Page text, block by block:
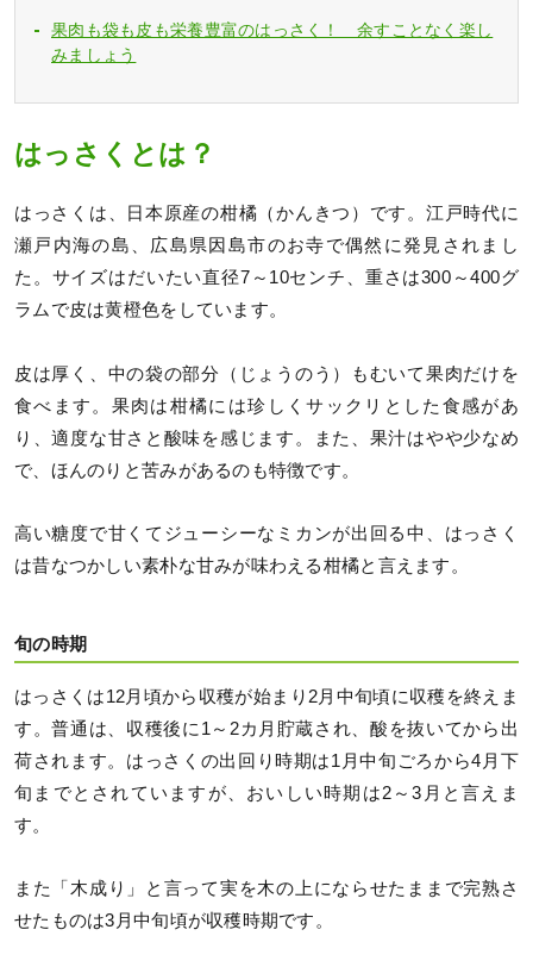
果肉も袋も皮も栄養豊富のはっさく！ 余すことなく楽し
みましょう
はっさくとは？
はっさくは、日本原産の柑橘（かんきつ）です。江戸時代に
瀬戸内海の島、広島県因島市のお寺で偶然に発見されまし
た。サイズはだいたい直径7～10センチ、重さは300～400グ
ラムで皮は黄橙色をしています。
皮は厚く、中の袋の部分（じょうのう）もむいて果肉だけを
食べます。果肉は柑橘には珍しくサックリとした食感があ
り、適度な甘さと酸味を感じます。また、果汁はやや少なめ
で、ほんのりと苦みがあるのも特徴です。
高い糖度で甘くてジューシーなミカンが出回る中、はっさく
は昔なつかしい素朴な甘みが味わえる柑橘と言えます。
旬の時期
はっさくは12月頃から収穫が始まり2月中旬頃に収穫を終えま
す。普通は、収穫後に1～2カ月貯蔵され、酸を抜いてから出
荷されます。はっさくの出回り時期は1月中旬ごろから4月下
旬までとされていますが、おいしい時期は2～3月と言えま
す。
また「木成り」と言って実を木の上にならせたままで完熟さ
せたものは3月中旬頃が収穫時期です。